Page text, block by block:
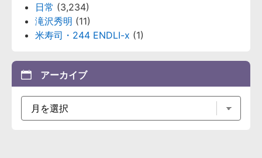
日常 (3,234)
滝沢秀明 (11)
米寿司・244 ENDLI-x (1)
アーカイブ